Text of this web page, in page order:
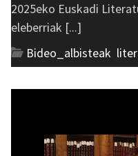
2025eko Euskadi
eleberriak [...]
Bideo_albisteak